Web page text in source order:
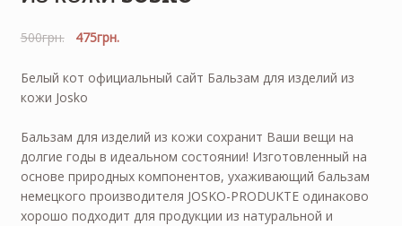
500грн. 475грн.
Белый кот официальный сайт Бальзам для изделий из
кожи Josko
Бальзам для изделий из кожи сохранит Ваши вещи на
долгие годы в идеальном состоянии! Изготовленный на
основе природных компонентов, ухаживающий бальзам
немецкого производителя JOSKO-PRODUKTE одинаково
хорошо подходит для продукции из натуральной и